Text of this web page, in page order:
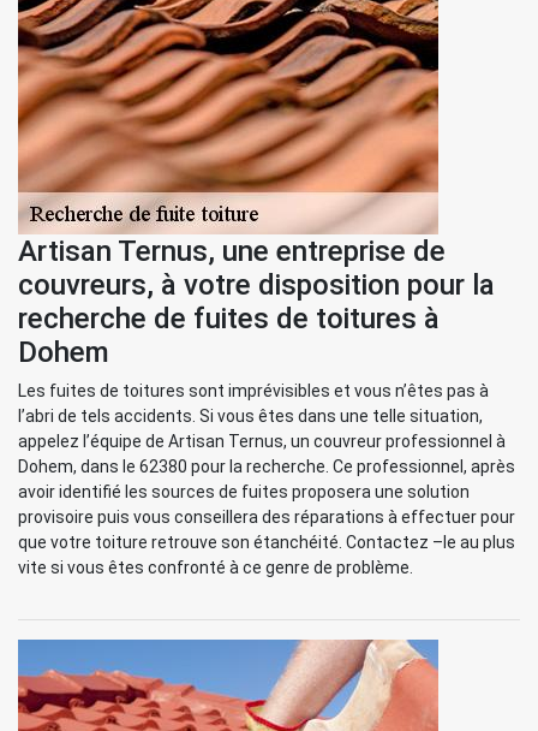
Artisan Ternus, une entreprise de
couvreurs, à votre disposition pour la
recherche de fuites de toitures à
Dohem
Les fuites de toitures sont imprévisibles et vous n’êtes pas à
l’abri de tels accidents. Si vous êtes dans une telle situation,
appelez l’équipe de Artisan Ternus, un couvreur professionnel à
Dohem, dans le 62380 pour la recherche. Ce professionnel, après
avoir identifié les sources de fuites proposera une solution
provisoire puis vous conseillera des réparations à effectuer pour
que votre toiture retrouve son étanchéité. Contactez –le au plus
vite si vous êtes confronté à ce genre de problème.